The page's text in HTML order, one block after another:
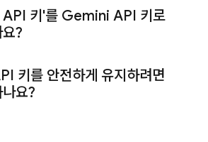
키'를 Gemini API 키로
?
키를 안전하게 유지하려면
요?